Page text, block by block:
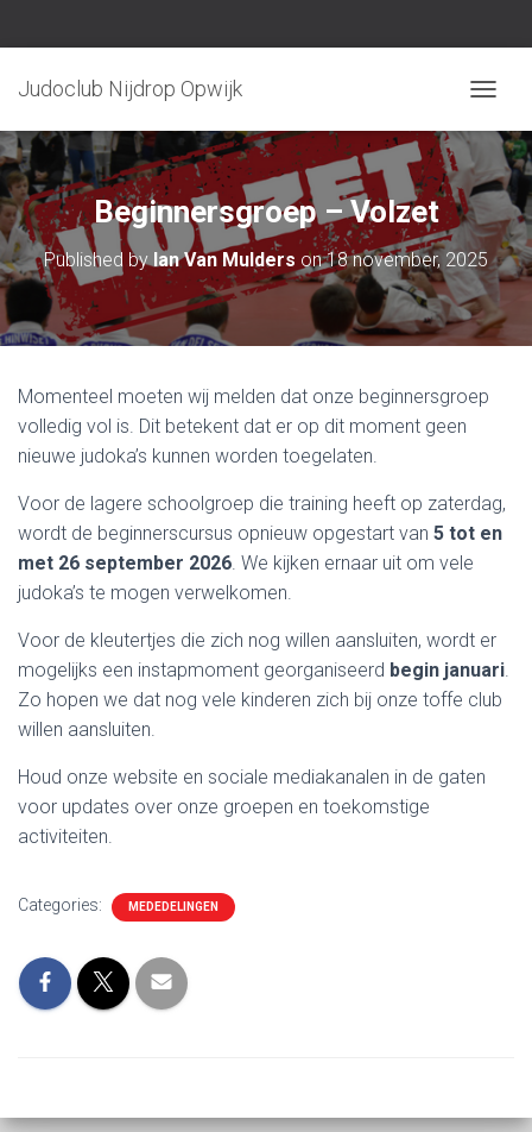
Judoclub Nijdrop Opwijk
Beginnersgroep – Volzet
Published byIan Van Mulders on18 november, 2025
Momenteel moeten wij melden dat onze beginnersgroep
volledig vol is. Dit betekent dat er op dit moment geen
nieuwe judoka’s kunnen worden toegelaten.
Voor de lagere schoolgroep die training heeft op zaterdag,
wordt de beginnerscursus opnieuw opgestart van 5 tot en
met 26 september 2026. We kijken ernaar uit om vele
judoka’s te mogen verwelkomen.
Voor de kleutertjes die zich nog willen aansluiten, wordt er
mogelijks een instapmoment georganiseerd begin januari.
Zo hopen we dat nog vele kinderen zich bij onze toffe club
willen aansluiten.
Houd onze website en sociale mediakanalen in de gaten
voor updates over onze groepen en toekomstige
activiteiten.
Categories: MEDEDELINGEN